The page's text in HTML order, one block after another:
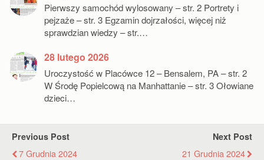
Pierwszy samochód wylosowany – str. 2 Portrety i
pejzaże – str. 3 Egzamin dojrzałości, więcej niż
sprawdzian wiedzy – str.…
28 lutego 2026
Uroczystość w Placówce 12 – Bensalem, PA – str. 2
W Środę Popielcową na Manhattanie – str. 3 Ołowiane
dzieci…
Previous Post
7 Grudnia 2024
Next Post
21 Grudnia 2024